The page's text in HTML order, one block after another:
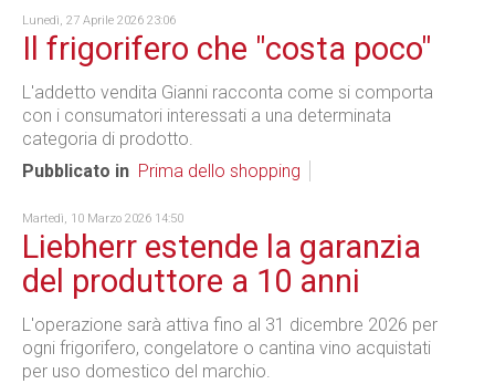
Lunedì, 27 Aprile 2026 23:06
Il frigorifero che "costa poco"
L'addetto vendita Gianni racconta come si comporta
con i consumatori interessati a una determinata
categoria di prodotto.
Pubblicato in Prima dello shopping
Martedì, 10 Marzo 2026 14:50
Liebherr estende la garanzia
del produttore a 10 anni
L'operazione sarà attiva fino al 31 dicembre 2026 per
ogni frigorifero, congelatore o cantina vino acquistati
per uso domestico del marchio.